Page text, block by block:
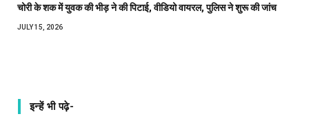
चोरी के शक में युवक की भीड़ ने की पिटाई, वीडियो वायरल, पुलिस ने शुरू की जांच
JULY 15, 2026
इन्हें भी पढ़े-